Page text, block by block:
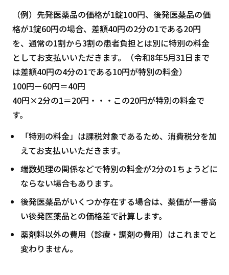
（例）先発医薬品の価格が1錠100円、後発医薬品の価
格が1錠60円の場合、差額40円の2分の1である20円
を、通常の1割から3割の患者負担とは別に特別の料金
としてお支払いいただきます。（令和8年5月31日まで
は差額40円の4分の1である10円が特別の料金）
100円ー60円＝40円
40円×2分の1＝20円・・・この20円が特別の料金で
す。
「特別の料金」は課税対象であるため、消費税分を加
えてお支払いいただきます。
端数処理の関係などで特別の料金が2分の1ちょうどに
ならない場合もあります。
後発医薬品がいくつか存在する場合は、薬価が一番高
い後発医薬品との価格差で計算します。
薬剤料以外の費用（診療・調剤の費用）はこれまでと
変わりません。